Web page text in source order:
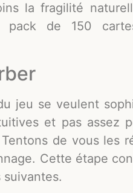
la fragilité
pack de 150
jeu se veulent
et pas assez
de vous les
Cette étape